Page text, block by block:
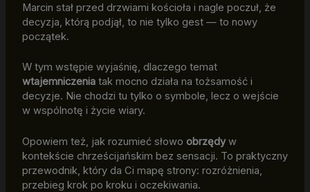
Marcin stał przed drzwiami kościoła i nagle poczuł, że
decyzja, którą podjął, to nie tylko gest — to nowy
początek.
W tym wstępie wyjaśnię, dlaczego temat
wtajemniczeniatak mocno działa na tożsamość i
decyzje. Nie chodzi tu tylko o symbole, lecz o wejście
w wspólnotę i życie wiary.
Opowiem też, jak rozumieć słowo obrzędyw
kontekście chrześcijańskim bez sensacji. To praktyczny
przewodnik, który da Ci mapę strony: rozróżnienia,
przebieg krok po kroku i oczekiwania.